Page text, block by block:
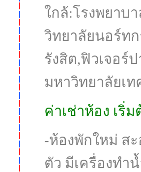
ใกล้:โรงพยาบ
วิทยาลัยนอร์ทก
รังสิต,ฟิวเจอร์
มหาวิทยาลัยเ
ค่าเช่าห้อง เริ่
-ห้องพักใหม่ ส
ตัว มีเครื่องทำ